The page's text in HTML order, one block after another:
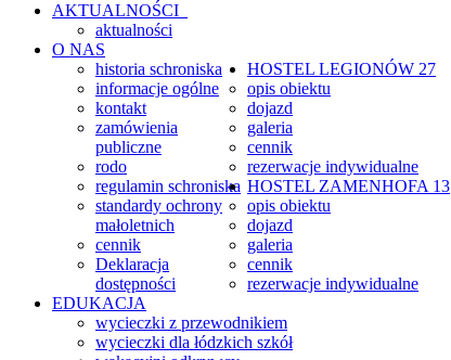
AKTUALNOŚCI
aktualności
O NAS
historia schroniska
informacje ogólne
kontakt
zamówienia
publiczne
rodo
regulamin schroniska
standardy ochrony
małoletnich
cennik
Deklaracja
dostępności
HOSTEL LEGIONÓW 27
opis obiektu
dojazd
galeria
cennik
rezerwacje indywidualne
HOSTEL ZAMENHOFA 13
opis obiektu
dojazd
galeria
cennik
rezerwacje indywidualne
EDUKACJA
wycieczki z przewodnikiem
wycieczki dla łódzkich szkół